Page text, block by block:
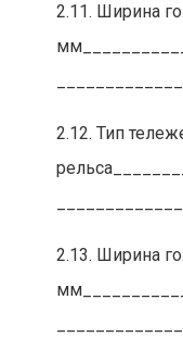
2.11. Ширина
2.12. Тип
2.13. Ширина